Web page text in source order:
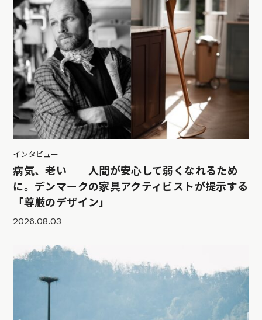
インタビュー
病気、老い──人間が安心して弱くなれるため
に。デンマークの家具アクティビストが提示する
「尊厳のデザイン」
2026.08.03